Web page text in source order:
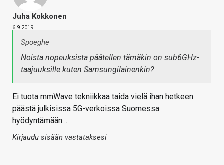
Juha Kokkonen
6.9.2019
Spoeghe
Noista nopeuksista päätellen tämäkin on sub6GHz-
taajuuksille kuten Samsungilainenkin?
Ei tuota mmWave tekniikkaa taida vielä ihan hetkeen
päästä julkisissa 5G-verkoissa Suomessa
hyödyntämään…
Kirjaudu sisään vastataksesi